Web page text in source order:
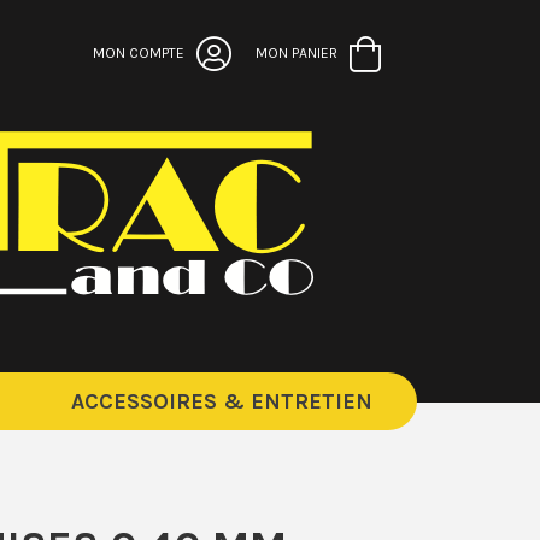
MON COMPTE MON PANIER
ACCESSOIRES & ENTRETIEN